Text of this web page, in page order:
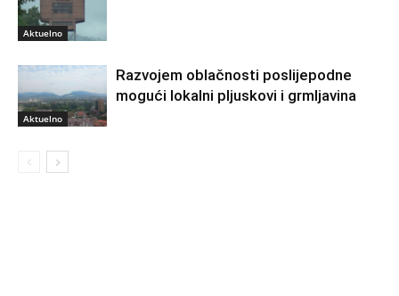
Aktuelno
Aktuelno
Razvojem oblačnosti poslijepodne
mogući lokalni pljuskovi i grmljavina